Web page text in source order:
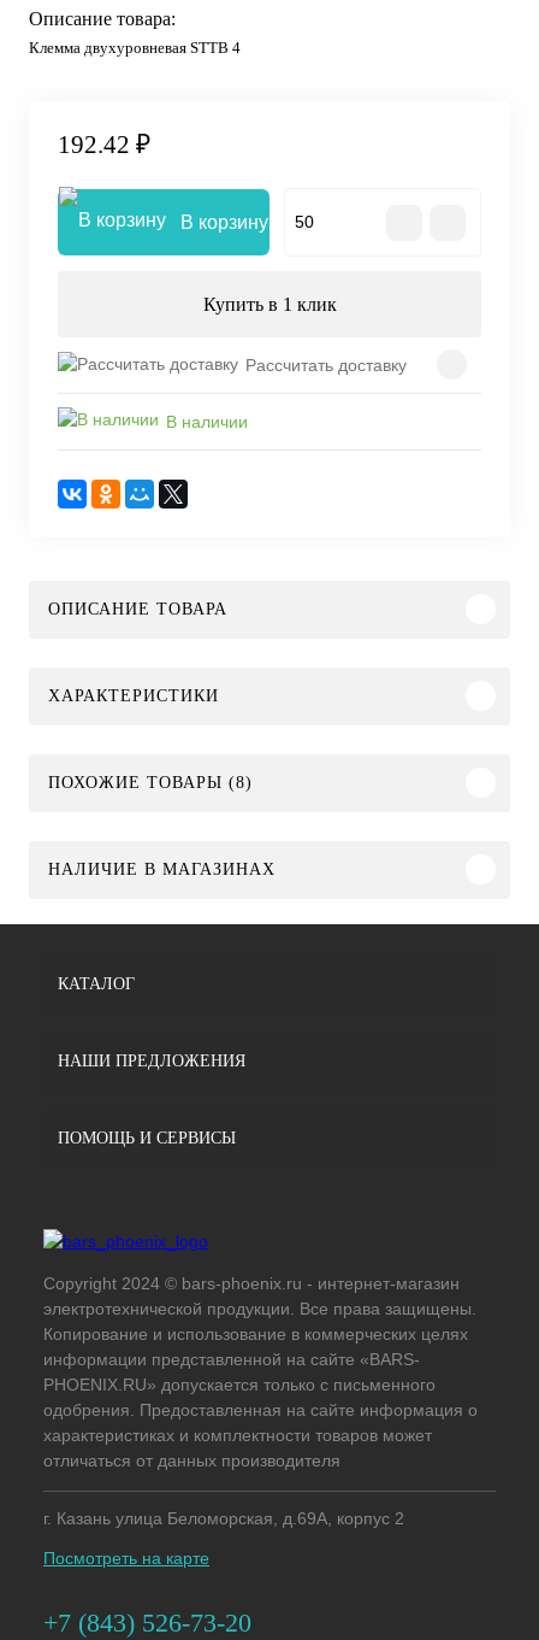
Описание товара:
Клемма двухуровневая STTB 4
192.42 ₽
В корзину
Купить в 1 клик
Рассчитать доставку
В наличии
ОПИСАНИЕ ТОВАРА
ХАРАКТЕРИСТИКИ
ПОХОЖИЕ ТОВАРЫ (8)
НАЛИЧИЕ В МАГАЗИНАХ
КАТАЛОГ
НАШИ ПРЕДЛОЖЕНИЯ
ПОМОЩЬ И СЕРВИСЫ
Copyright 2024 © bars-phoenix.ru - интернет-магазин
электротехнической продукции. Все права защищены.
Копирование и использование в коммерческих целях
информации представленной на сайте «BARS-
PHOENIX.RU» допускается только с письменного
одобрения. Предоставленная на сайте информация о
характеристиках и комплектности товаров может
отличаться от данных производителя
г. Казань улица Беломорская, д.69А, корпус 2
Посмотреть на карте
+7 (843) 526-73-20